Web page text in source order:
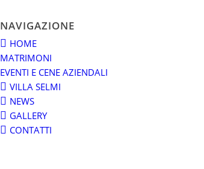
NAVIGAZIONE
HOME
MATRIMONI
EVENTI E CENE AZIENDALI
VILLA SELMI
NEWS
GALLERY
CONTATTI